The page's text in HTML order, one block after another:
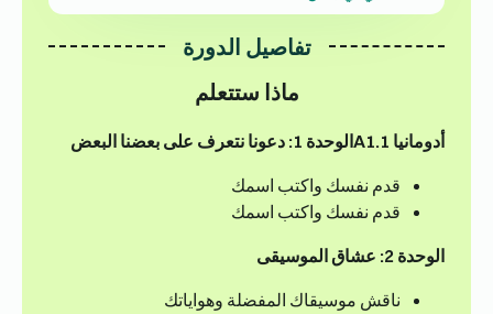
تفاصيل الدورة
ماذا ستتعلم
أدومانيا A1.1
الوحدة 1: دعونا نتعرف على بعضنا البعض
قدم نفسك واكتب اسمك
قدم نفسك واكتب اسمك
الوحدة 2: عشاق الموسيقى
ناقش موسيقاك المفضلة وهواياتك